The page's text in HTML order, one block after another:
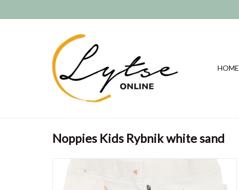
HOME
Noppies Kids Rybnik white sand